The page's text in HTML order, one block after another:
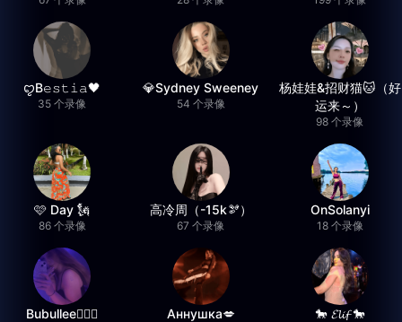
ꨄB𝚎𝚜𝚝𝚒𝚊🖤
35 个录像
💎Sydney Sweeney
54 个录像
杨娃娃&招财猫🐱（好
运来～）
98 个录像
🩷 Day 🗽
86 个录像
高冷周（-15k🫘）
67 个录像
OnSolanyi
18 个录像
Bubullee🧚🏼‍♀️ Аннушка💋 🐎 𝓔𝓵𝓲𝓯 🐎